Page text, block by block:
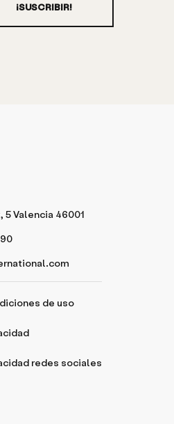
¡SUSCRIBIR!
5 Valencia 46001
de uso
redes sociales